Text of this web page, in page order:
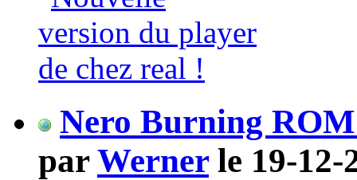
Nero Burning
parWernerle 19-12-